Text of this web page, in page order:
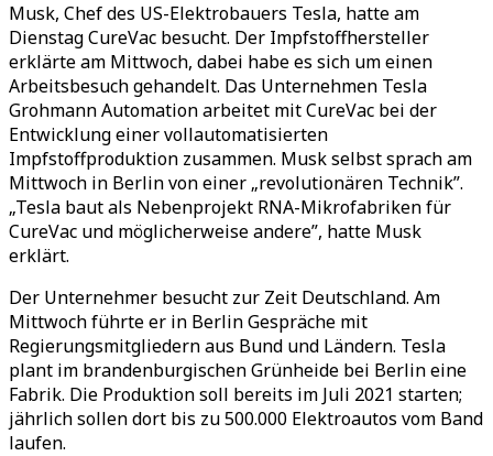
Musk, Chef des US-Elektrobauers Tesla, hatte am
Dienstag CureVac besucht. Der Impfstoffhersteller
erklärte am Mittwoch, dabei habe es sich um einen
Arbeitsbesuch gehandelt. Das Unternehmen Tesla
Grohmann Automation arbeitet mit CureVac bei der
Entwicklung einer vollautomatisierten
Impfstoffproduktion zusammen. Musk selbst sprach am
Mittwoch in Berlin von einer „revolutionären Technik”.
„Tesla baut als Nebenprojekt RNA-Mikrofabriken für
CureVac und möglicherweise andere”, hatte Musk
erklärt.
Der Unternehmer besucht zur Zeit Deutschland. Am
Mittwoch führte er in Berlin Gespräche mit
Regierungsmitgliedern aus Bund und Ländern. Tesla
plant im brandenburgischen Grünheide bei Berlin eine
Fabrik. Die Produktion soll bereits im Juli 2021 starten;
jährlich sollen dort bis zu 500.000 Elektroautos vom Band
laufen.